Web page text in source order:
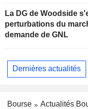
La DG de Woodside
perturbations du
demande de GNL
Dernières actualités
Bourse
Actualités